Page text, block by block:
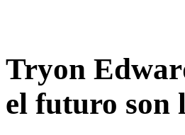
Tryon
el futuro son